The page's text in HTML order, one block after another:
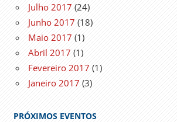
Julho 2017 (24)
Junho 2017 (18)
Maio 2017 (1)
Abril 2017 (1)
Fevereiro 2017 (1)
Janeiro 2017 (3)
PRÓXIMOS EVENTOS